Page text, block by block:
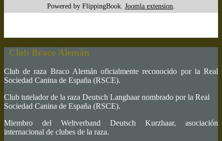
Powered by FlippingBook. Joomla extension
Club Braco Alemán
Club de raza Braco Alemán oficialmente reconocido por la Real
Sociedad Canina de España (RSCE).
Club tutelador de la raza Deutsch Langhaar nombrado por la Real
Sociedad Canina de España (RSCE).
Miembro del Weltverband Deutsch Kurzhaar, asociación
internacional de clubes de la raza.